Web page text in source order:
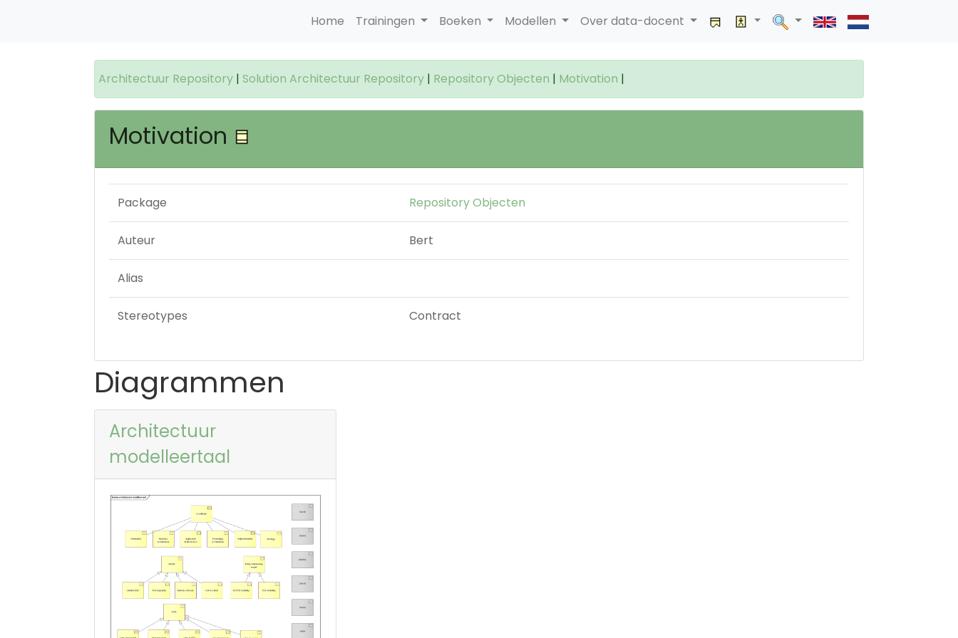
Home Trainingen Boeken Modellen Over data-docent
Architectuur Repository | Solution Architectuur Repository | Repository Objecten | Motivation |
Motivation
Package Repository Objecten
Auteur Bert
Alias
Stereotypes Contract
Diagrammen
Architectuur
modelleertaal